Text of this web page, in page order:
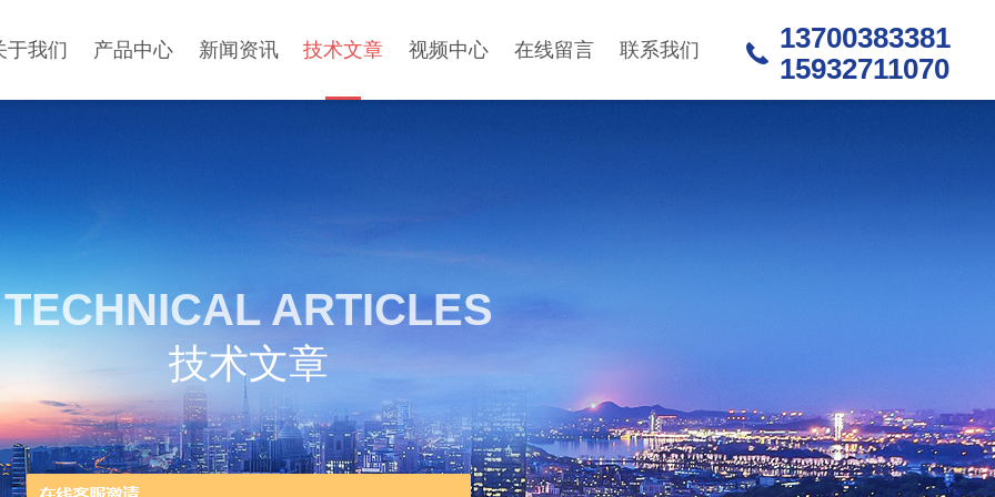
于我们 产品中心 新闻资讯 技术文章 视频中心 在线留言 联系我们
13700383381
15932711070
TECHNICAL ARTICLES
技术文章